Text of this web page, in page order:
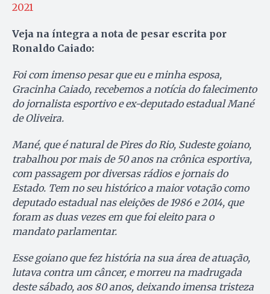
2021
Veja na íntegra a nota de pesar escrita por
Ronaldo Caiado:
Foi com imenso pesar que eu e minha esposa,
Gracinha Caiado, recebemos a notícia do falecimento
do jornalista esportivo e ex-deputado estadual Mané
de Oliveira.
Mané, que é natural de Pires do Rio, Sudeste goiano,
trabalhou por mais de 50 anos na crônica esportiva,
com passagem por diversas rádios e jornais do
Estado. Tem no seu histórico a maior votação como
deputado estadual nas eleições de 1986 e 2014, que
foram as duas vezes em que foi eleito para o
mandato parlamentar.
Esse goiano que fez história na sua área de atuação,
lutava contra um câncer, e morreu na madrugada
deste sábado, aos 80 anos, deixando imensa tristeza